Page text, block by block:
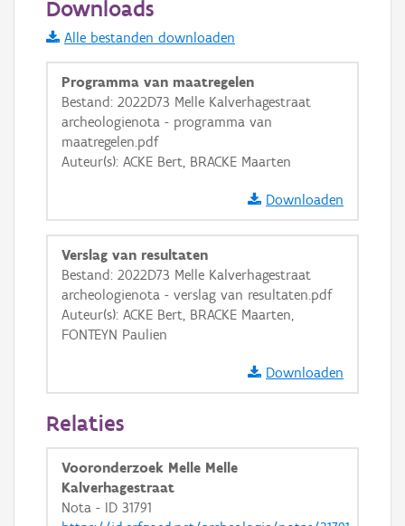
Informatie Vlaanderen
i
+ −
Basis Lagen
OSM-Basiskaart
Ortho
Downloads
Alle bestanden downloaden
Programma van maatregelen
Bestand: 2022D73 Melle Kalverhagestraat
archeologienota - programma van
maatregelen.pdf
Auteur(s): ACKE Bert, BRACKE Maarten
Downloaden
Verslag van resultaten
Bestand: 2022D73 Melle Kalverhagestraat
archeologienota - verslag van resultaten.pdf
Auteur(s): ACKE Bert, BRACKE Maarten,
FONTEYN Paulien
Downloaden
Relaties
Vooronderzoek Melle Melle
Kalverhagestraat
Nota - ID 31791